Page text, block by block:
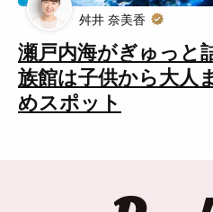
瀬戸内海がぎゅっと
族館は子供から大人
めスポット
舛井 奈美香